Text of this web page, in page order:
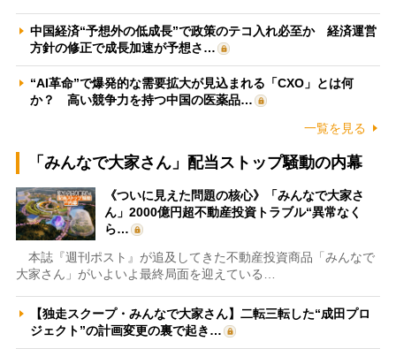
中国経済“予想外の低成長”で政策のテコ入れ必至か 経済運営
方針の修正で成長加速が予想さ…
“AI革命”で爆発的な需要拡大が見込まれる「CXO」とは何
か？ 高い競争力を持つ中国の医薬品…
一覧を見る
「みんなで大家さん」配当ストップ騒動の内幕
《ついに見えた問題の核心》「みんなで大家さ
ん」2000億円超不動産投資トラブル“異常なく
ら…
本誌『週刊ポスト』が追及してきた不動産投資商品「みんなで
大家さん」がいよいよ最終局面を迎えている…
【独走スクープ・みんなで大家さん】二転三転した“成田プロ
ジェクト”の計画変更の裏で起き…